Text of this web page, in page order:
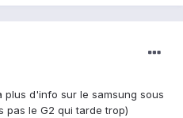
plus d'info sur le samsung sous
pas le G2 qui tarde trop)